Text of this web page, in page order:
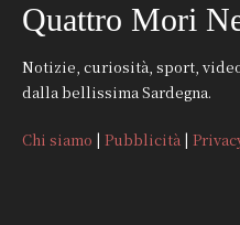
Quattro Mori
Notizie, curiosità, sport,
dalla bellissima Sardegna.
Chi siamo | Pubblicità |